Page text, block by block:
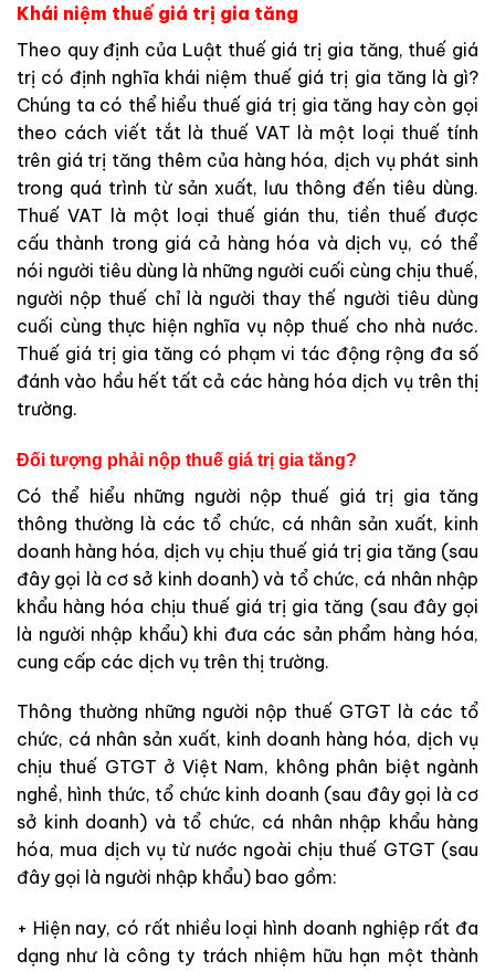
Khái niệm thuế giá trị gia tăng
Theo quy định của Luật thuế giá trị gia tăng, thuế giá
trị có định nghĩa khái niệm thuế giá trị gia tăng là gì?
Chúng ta có thể hiểu thuế giá trị gia tăng hay còn gọi
theo cách viết tắt là thuế VAT là một loại thuế tính
trên giá trị tăng thêm của hàng hóa, dịch vụ phát sinh
trong quá trình từ sản xuất, lưu thông đến tiêu dùng.
Thuế VAT là một loại thuế gián thu, tiền thuế được
cấu thành trong giá cả hàng hóa và dịch vụ, có thể
nói người tiêu dùng là những người cuối cùng chịu thuế,
người nộp thuế chỉ là người thay thế người tiêu dùng
cuối cùng thực hiện nghĩa vụ nộp thuế cho nhà nước.
Thuế giá trị gia tăng có phạm vi tác động rộng đa số
đánh vào hầu hết tất cả các hàng hóa dịch vụ trên thị
trường.
Đối tượng phải nộp thuế giá trị gia tăng?
Có thể hiểu những người nộp thuế giá trị gia tăng
thông thường là các tổ chức, cá nhân sản xuất, kinh
doanh hàng hóa, dịch vụ chịu thuế giá trị gia tăng (sau
đây gọi là cơ sở kinh doanh) và tổ chức, cá nhân nhập
khẩu hàng hóa chịu thuế giá trị gia tăng (sau đây gọi
là người nhập khẩu) khi đưa các sản phẩm hàng hóa,
cung cấp các dịch vụ trên thị trường.
Thông thường những người nộp thuế GTGT là các tổ
chức, cá nhân sản xuất, kinh doanh hàng hóa, dịch vụ
chịu thuế GTGT ở Việt Nam, không phân biệt ngành
nghề, hình thức, tổ chức kinh doanh (sau đây gọi là cơ
sở kinh doanh) và tổ chức, cá nhân nhập khẩu hàng
hóa, mua dịch vụ từ nước ngoài chịu thuế GTGT (sau
đây gọi là người nhập khẩu) bao gồm:
+ Hiện nay, có rất nhiều loại hình doanh nghiệp rất đa
dạng như là công ty trách nhiệm hữu hạn một thành